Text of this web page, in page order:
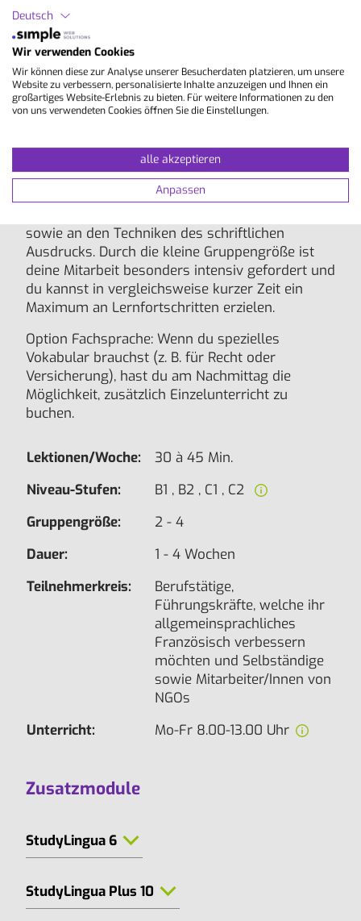
Aktuelles Datum
Kursbeginn nicht für absolute Anfänger (A0)
geeignet
Inhalte
Im Unterricht Allgemeinsprache Französisch
arbeitest du an allen zentralen Bereichen: Hör-
und Leseverständnis, Ausdruck und Intonation,
sowie an den Techniken des schriftlichen
Ausdrucks. Durch die kleine Gruppengröße ist
deine Mitarbeit besonders intensiv gefordert und
du kannst in vergleichsweise kurzer Zeit ein
Maximum an Lernfortschritten erzielen.
Option Fachsprache: Wenn du spezielles
Vokabular brauchst (z. B. für Recht oder
Versicherung), hast du am Nachmittag die
Möglichkeit, zusätzlich Einzelunterricht zu
buchen.
Lektionen/Woche:
30 à 45 Min.
Niveau-Stufen:
B1 , B2 , C1 , C2
Gruppengröße:
2 - 4
Dauer:
1 - 4 Wochen
Teilnehmerkreis:
Berufstätige,
Führungskräfte, welche ihr
allgemeinsprachliches
Französisch verbessern
möchten und Selbständige
sowie Mitarbeiter/Innen von
NGOs
Unterricht:
Mo-Fr 8.00-13.00 Uhr
Zusatzmodule
StudyLingua 6
StudyLingua Plus 10
Deutsch
Wir verwenden Cookies
Wir können diese zur Analyse unserer Besucherdaten platzieren, um unsere
Website zu verbessern, personalisierte Inhalte anzuzeigen und Ihnen ein
großartiges Website-Erlebnis zu bieten. Für weitere Informationen zu den
von uns verwendeten Cookies öffnen Sie die Einstellungen.
alle akzeptieren
Anpassen